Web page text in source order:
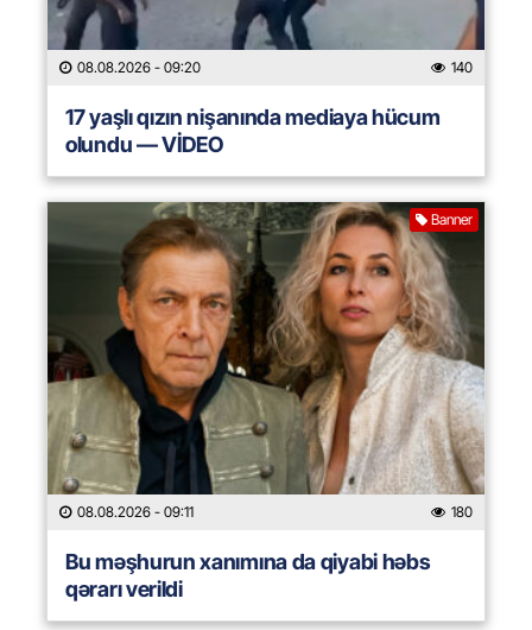
08.08.2026 - 09:20 140
17 yaşlı qızın nişanında mediaya hücum
olundu — VİDEO
Banner
08.08.2026 - 09:11 180
Bu məşhurun xanımına da qiyabi həbs
qərarı verildi